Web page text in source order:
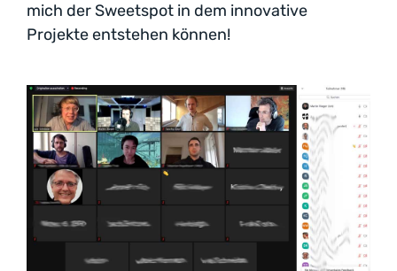
mich der Sweetspot in dem innovative
Projekte entstehen können!